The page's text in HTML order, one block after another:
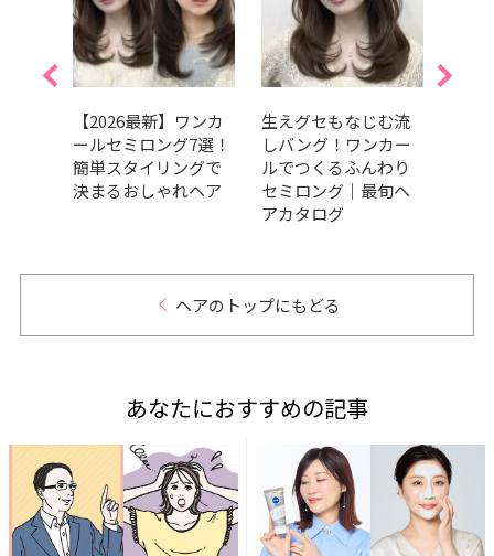
【2026最新】ワンカ
ールセミロング7選！
簡単スタイリングで
決まるおしゃれヘア
生えグセもなじむ流
しバング！ワンカー
ルでつくるふんわり
セミロング｜最旬ヘ
アカタログ
ヘアのトップにもどる
あなたにおすすめの記事